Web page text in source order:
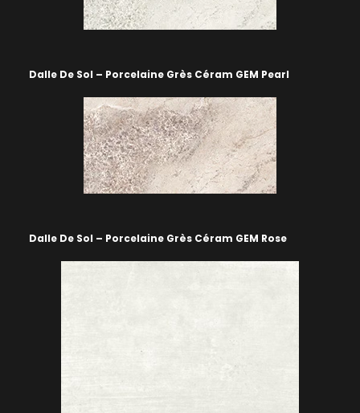
Dalle De Sol – Porcelaine Grès Céram GEM Pearl
Dalle De Sol – Porcelaine Grès Céram GEM Rose